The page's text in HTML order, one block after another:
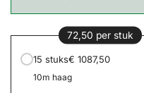
72,50 per stuk
15 stuks€ 1087,50
10m haag